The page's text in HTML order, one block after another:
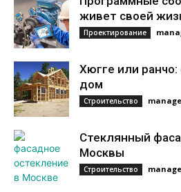
живет своей
Проектирование
Хюгге или
дом
Строительство
Стеклянный
Москвы
Строительство